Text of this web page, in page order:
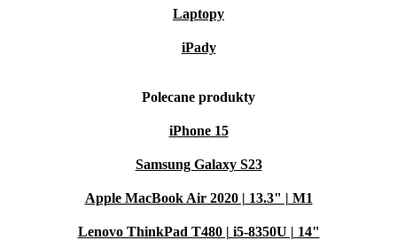
Laptopy
iPady
Polecane produkty
iPhone 15
Samsung Galaxy S23
Apple MacBook Air 2020 | 13.3" | M1
Lenovo ThinkPad T480 | i5-8350U | 14"